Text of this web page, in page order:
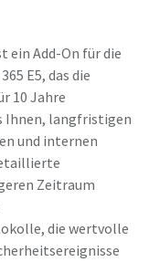
ein Add-On für die
E5, das die
10 Jahre
Ihnen, langfristigen
und internen
Zeitraum
die wertvolle